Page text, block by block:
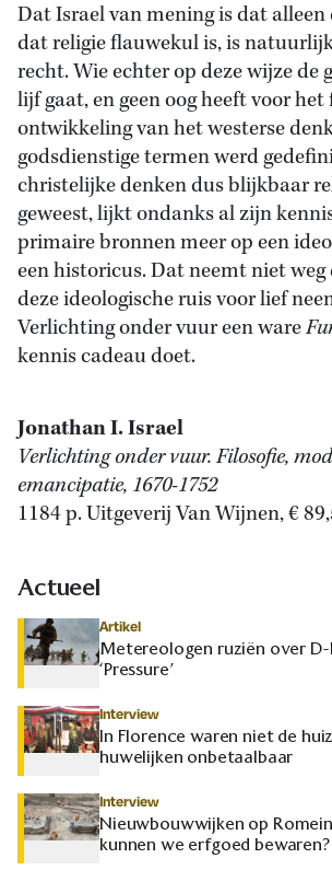
Dat Israel van mening is dat
dat religie flauwekul is, is
recht. Wie echter op deze wijze de
lijf gaat, en geen oog heeft voor
ontwikkeling van het westerse
godsdienstige termen werd
christelijke denken dus blijkbaar
geweest, lijkt ondanks al zijn
primaire bronnen meer op een
een historicus. Dat neemt niet weg
deze ideologische ruis voor lief
Verlichting onder vuur een ware
kennis cadeau doet.
Jonathan I. Israel
Verlichting onder vuur. Filosofie,
emancipatie, 1670-1752
1184 p. Uitgeverij Van Wijnen, €
Actueel
Artikel
Metereologen ruziën over
‘Pressure’
Interview
In Florence waren niet de
huwelijken onbetaalbaar
Interview
Nieuwbouwwijken op
kunnen we erfgoed bewaren?